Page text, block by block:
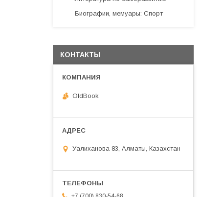
Биографии, мемуары: Спорт
КОНТАКТЫ
OldBook
Уалиханова 83, Алматы, Казахстан